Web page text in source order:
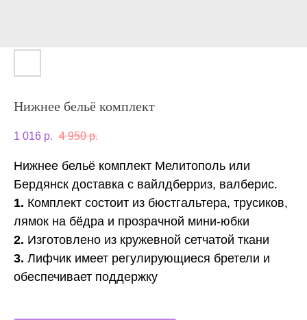
Нижнее бельё комплект
1 016 р. 4 950 р.
Нижнее бельё комплект Мелитополь или
Бердянск доставка с вайлдберриз, валберис.
1. Комплект состоит из бюстгальтера, трусиков,
лямок на бёдра и прозрачной мини-юбки
2. Изготовлено из кружевной сетчатой ткани
3. Лифчик имеет регулирующиеся бретели и
обеспечивает поддержку